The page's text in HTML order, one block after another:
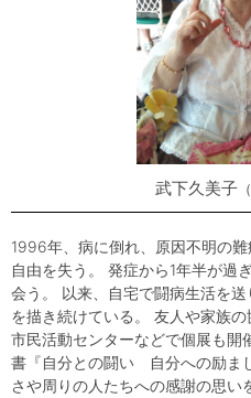
武下久美子
1996年、病に倒れ、原因不明の
自由を失う。 発症から1年半が過
会う。 以来、自宅で闘病生活を
を描き続けている。 友人や家族
市民活動センターなどで個展も
書『自分との闘い 自分への励ま
さや周りの人たちへの感謝の思い